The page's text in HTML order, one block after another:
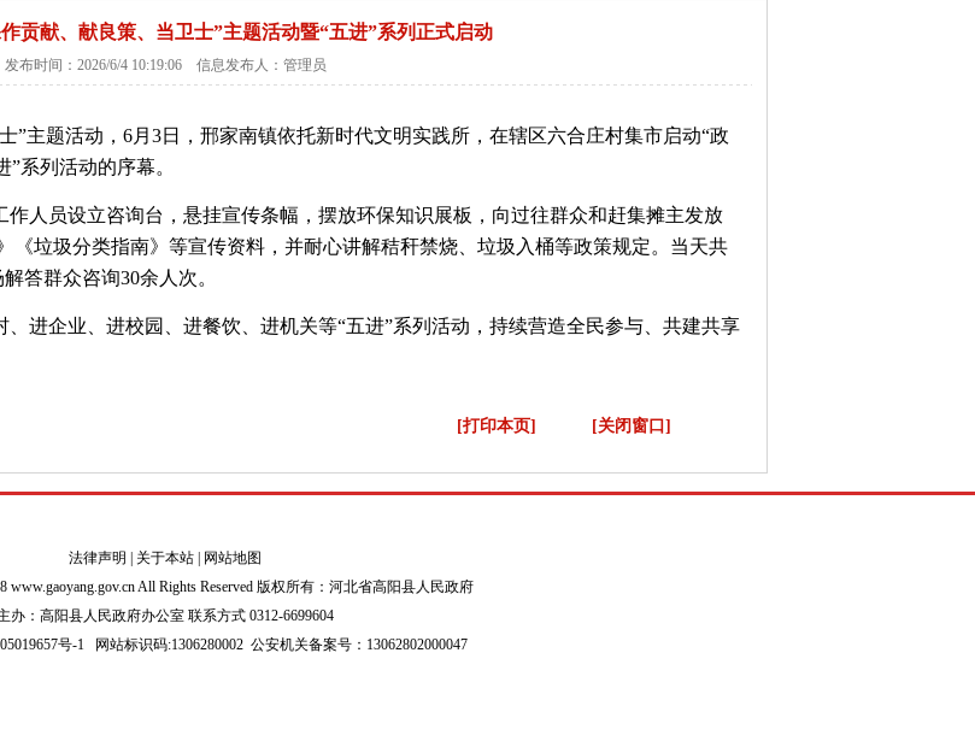
贡献、献良策、当卫士”主题活动暨“五进”系列正式启动
发布时间：2026/6/4 10:19:06 信息发布人：管理员
”主题活动，6月3日，邢家南镇依托新时代文明实践所，在辖区六合庄村集市启动“政
系列活动的序幕。
人员设立咨询台，悬挂宣传条幅，摆放环保知识展板，向过往群众和赶集摊主发放
《垃圾分类指南》等宣传资料，并耐心讲解秸秆禁烧、垃圾入桶等政策规定。当天共
答群众咨询30余人次。
进企业、进校园、进餐饮、进机关等“五进”系列活动，持续营造全民参与、共建共享
[打印本页] [关闭窗口]
法律声明 关于本站
网站地图
All Rights Reserved 版权所有：河北省高阳县人民政府
办：高阳县人民政府办公室 联系方式 0312-6699604
号-1网站标识码:1306280002 公安机关备案号：13062802000047